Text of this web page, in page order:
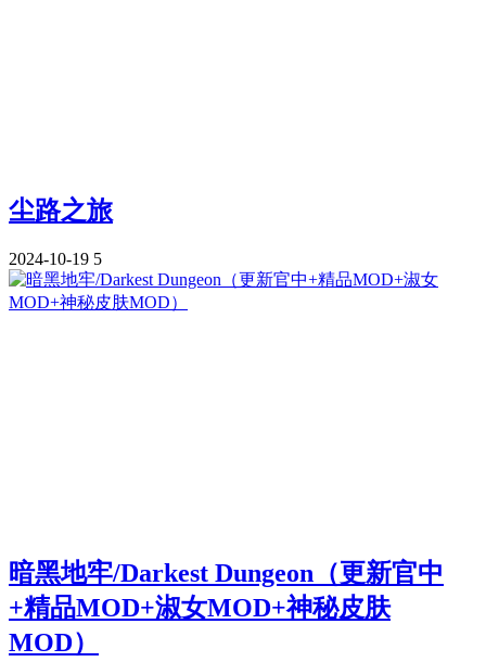
尘路之旅
2024-10-19 5
暗黑地牢/Darkest Dungeon（更新官中
+精品MOD+淑女MOD+神秘皮肤
MOD）